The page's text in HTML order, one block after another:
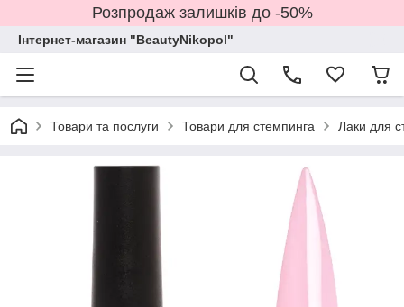
Розпродаж залишків до -50%
Інтернет-магазин "BeautyNikopol"
Товари та послуги Товари для стемпинга Лаки для